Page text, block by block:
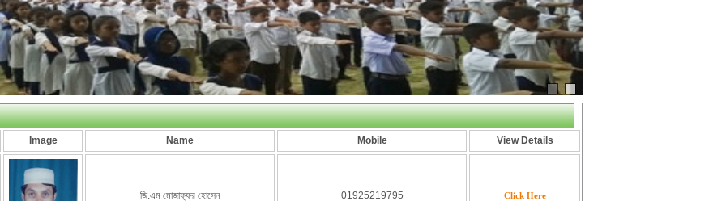
Image Name Mobile View Details
জি.এম মোজাফ্ফর হোসেন 01925219795 Click Here